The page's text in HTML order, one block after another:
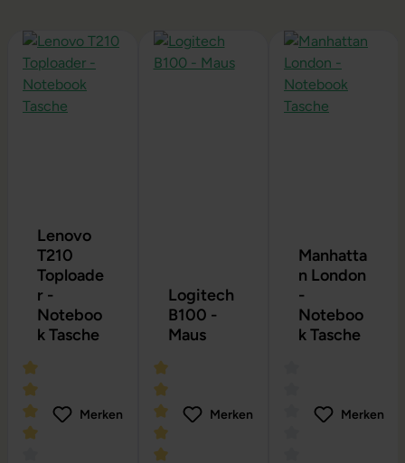
Produktgalerie überspringen
Lenovo
T210
Toploade
r -
Noteboo
k Tasche
Merken
Logitech
B100 -
Maus
Merken
Manhatta
n London
-
Noteboo
k Tasche
Merken